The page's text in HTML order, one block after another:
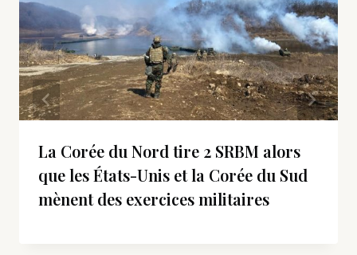
La Corée du Nord tire 2 SRBM alors
que les États-Unis et la Corée du Sud
mènent des exercices militaires